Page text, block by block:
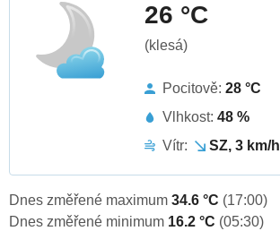
26 °C
(klesá)
Pocitově: 28 °C
Vlhkost: 48 %
Vítr:
SZ, 3 km/h
Dnes změřené maximum 34.6 °C (17:00)
Dnes změřené minimum 16.2 °C (05:30)